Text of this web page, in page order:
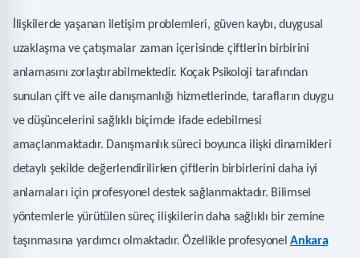
İlişkilerde yaşanan iletişim problemleri, güven kaybı, duygusal
uzaklaşma ve çatışmalar zaman içerisinde çiftlerin birbirini
anlamasını zorlaştırabilmektedir. Koçak Psikoloji tarafından
sunulan çift ve aile danışmanlığı hizmetlerinde, tarafların duygu
ve düşüncelerini sağlıklı biçimde ifade edebilmesi
amaçlanmaktadır. Danışmanlık süreci boyunca ilişki dinamikleri
detaylı şekilde değerlendirilirken çiftlerin birbirlerini daha iyi
anlamaları için profesyonel destek sağlanmaktadır. Bilimsel
yöntemlerle yürütülen süreç ilişkilerin daha sağlıklı bir zemine
taşınmasına yardımcı olmaktadır. Özellikle profesyonelAnkara